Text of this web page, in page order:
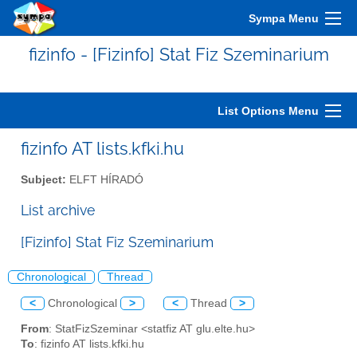
Sympa Menu
fizinfo - [Fizinfo] Stat Fiz Szeminarium
List Options Menu
fizinfo AT lists.kfki.hu
Subject: ELFT HÍRADÓ
List archive
[Fizinfo] Stat Fiz Szeminarium
Chronological Thread
< Chronological > < Thread >
From: StatFizSzeminar <statfiz AT glu.elte.hu>
To: fizinfo AT lists.kfki.hu